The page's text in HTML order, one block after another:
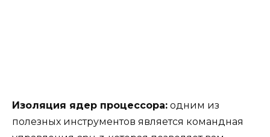
Изоляция ядер процессора: одним из
полезных инструментов является командная